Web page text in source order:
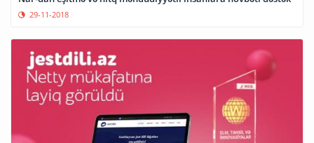
29-11-2018